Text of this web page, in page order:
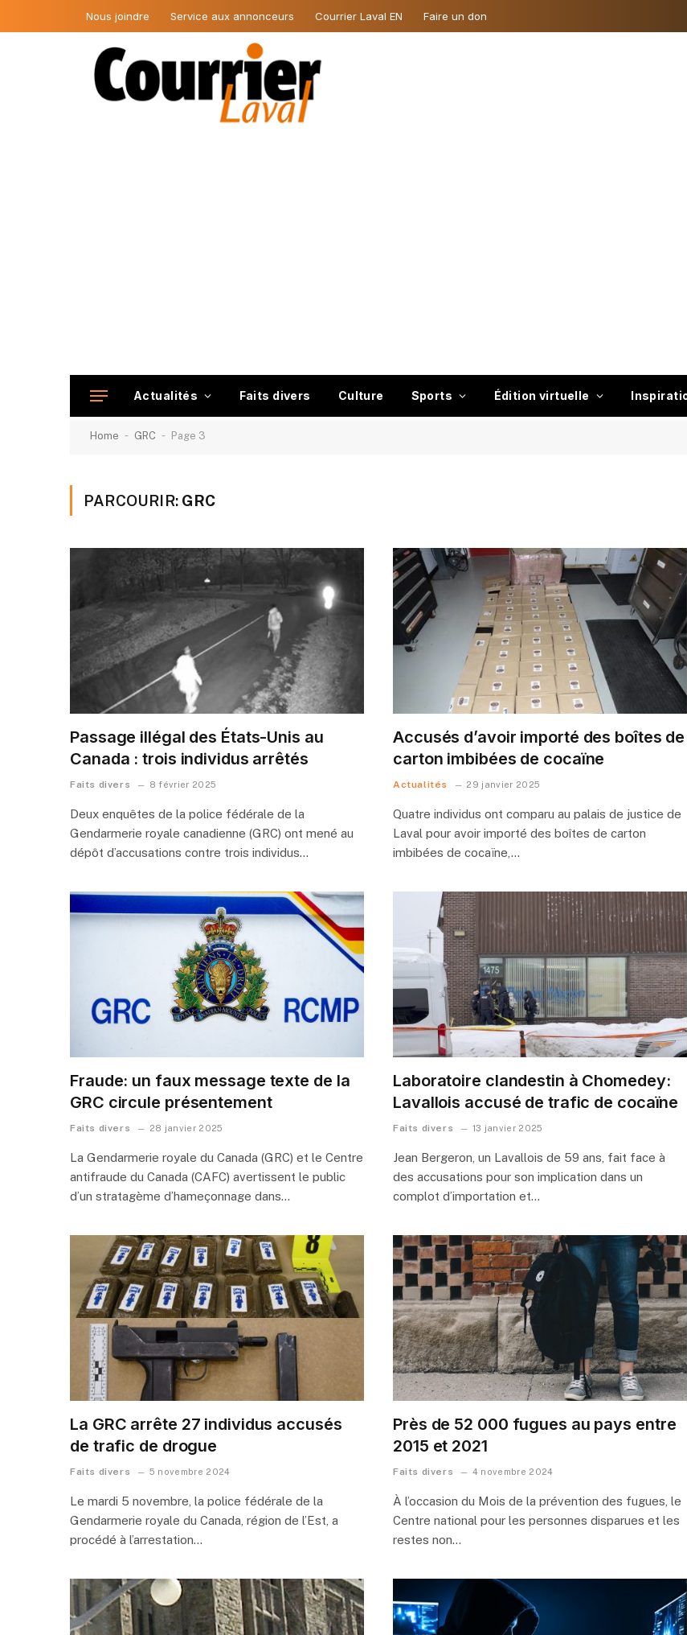
Nous joindre Service aux annonceurs Courrier Laval EN Faire un don
Actualités Faits divers Culture Sports Édition virtuelle
Home - GRC - Page 3
PARCOURIR: GRC
Passage illégal des États-Unis au
Canada : trois individus arrêtés
Faits divers 8 février 2025
Deux enquêtes de la police fédérale de la
Gendarmerie royale canadienne (GRC) ont mené au
dépôt d’accusations contre trois individus…
Accusés d’avoir importé des boîtes de
carton imbibées de cocaïne
Actualités 29 janvier 2025
Quatre individus ont comparu au palais de justice de
Laval pour avoir importé des boîtes de carton
imbibées de cocaïne,…
Fraude: un faux message texte de la
GRC circule présentement
Faits divers 28 janvier 2025
La Gendarmerie royale du Canada (GRC) et le Centre
antifraude du Canada (CAFC) avertissent le public
d’un stratagème d’hameçonnage dans…
Laboratoire clandestin à Chomedey:
Lavallois accusé de trafic de cocaïne
Faits divers 13 janvier 2025
Jean Bergeron, un Lavallois de 59 ans, fait face à
des accusations pour son implication dans un
complot d’importation et…
La GRC arrête 27 individus accusés
de trafic de drogue
Faits divers 5 novembre 2024
Le mardi 5 novembre, la police fédérale de la
Gendarmerie royale du Canada, région de l’Est, a
procédé à l’arrestation…
Près de 52 000 fugues au pays entre
2015 et 2021
Faits divers 4 novembre 2024
À l’occasion du Mois de la prévention des fugues, le
Centre national pour les personnes disparues et les
restes non…